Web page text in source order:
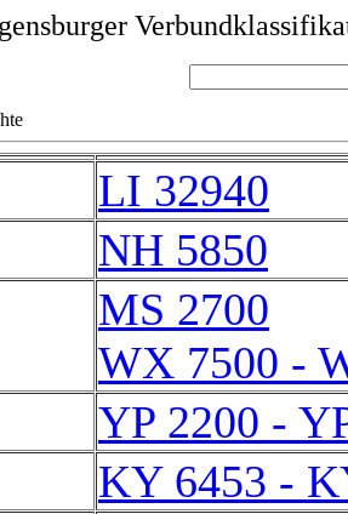
LI 32940
NH 5850
MS 2700
WX 7500 -
YP 2200 -
KY 6453 -